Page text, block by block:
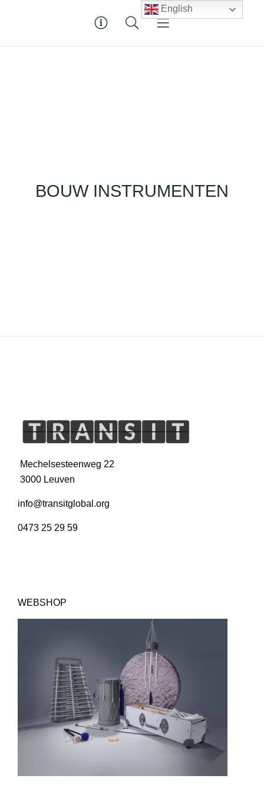
BOUW INSTRUMENTEN
Mechelsesteenweg 22
3000 Leuven
info@transitglobal.org
0473 25 29 59
WEBSHOP
English